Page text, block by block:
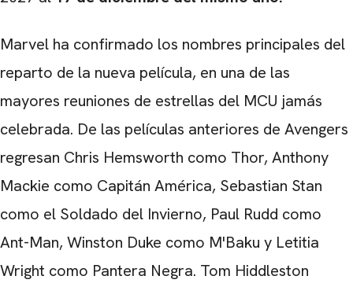
Marvel ha confirmado los nombres principales del
reparto de la nueva película, en una de las
mayores reuniones de estrellas del MCU jamás
celebrada. De las películas anteriores de Avengers
regresan Chris Hemsworth como Thor, Anthony
Mackie como Capitán América, Sebastian Stan
como el Soldado del Invierno, Paul Rudd como
Ant-Man, Winston Duke como M'Baku y Letitia
Wright como Pantera Negra. Tom Hiddleston